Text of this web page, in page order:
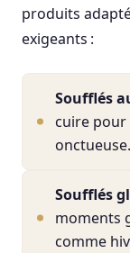
produits
exigeants :
Soufflés
cuire pour
onctueuse.
Soufflés
moments
comme